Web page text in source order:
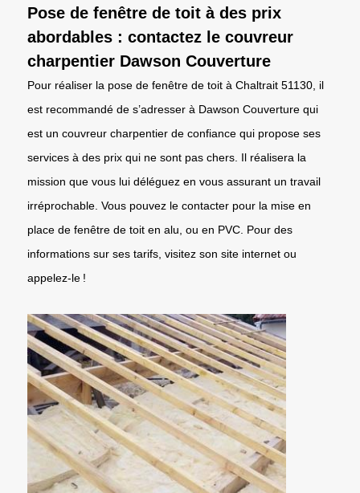
Pose de fenêtre de toit à des prix
abordables : contactez le couvreur
charpentier Dawson Couverture
Pour réaliser la pose de fenêtre de toit à Chaltrait 51130, il
est recommandé de s’adresser à Dawson Couverture qui
est un couvreur charpentier de confiance qui propose ses
services à des prix qui ne sont pas chers. Il réalisera la
mission que vous lui déléguez en vous assurant un travail
irréprochable. Vous pouvez le contacter pour la mise en
place de fenêtre de toit en alu, ou en PVC. Pour des
informations sur ses tarifs, visitez son site internet ou
appelez-le !